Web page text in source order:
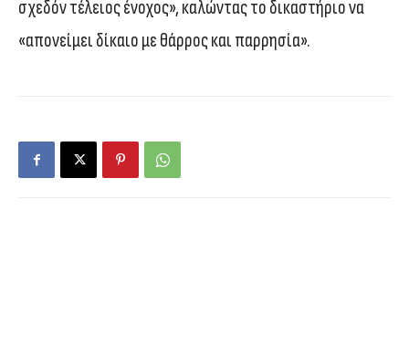
σχεδόν τέλειος ένοχος», καλώντας το δικαστήριο να
«απονείμει δίκαιο με θάρρος και παρρησία».